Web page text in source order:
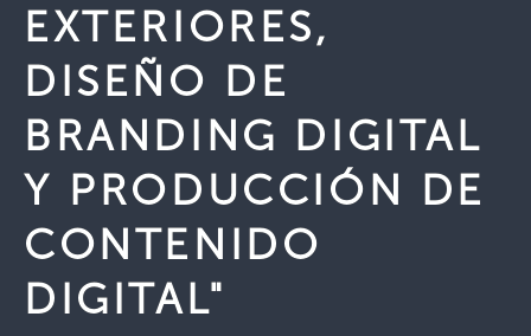
EXTERIORES,
DISEÑO DE
BRANDING DIGITAL
Y PRODUCCIÓN DE
CONTENIDO
DIGITAL"